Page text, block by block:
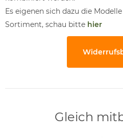
Es eigenen sich dazu die
Sortiment, schau bitte hier
Gleich